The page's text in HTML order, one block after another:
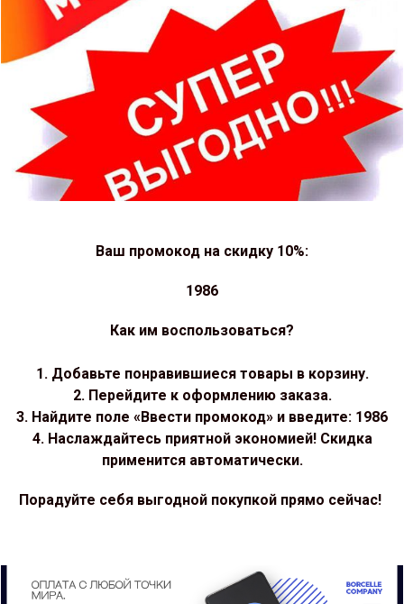
Ваш промокод на скидку 10%:
1986
Как им воспользоваться?
1. Добавьте понравившиеся товары в корзину.
2. Перейдите к оформлению заказа.
3. Найдите поле «Ввести промокод» и введите: 1986
4. Наслаждайтесь приятной экономией! Скидка
применится автоматически.
Порадуйте себя выгодной покупкой прямо сейчас!